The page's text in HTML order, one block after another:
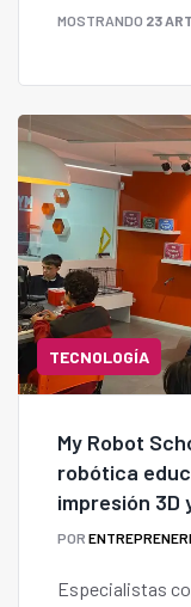
MOSTRANDO 23
TECNOLOGÍA
My Robot
robótica
impresión 3D
POR
Especialistas